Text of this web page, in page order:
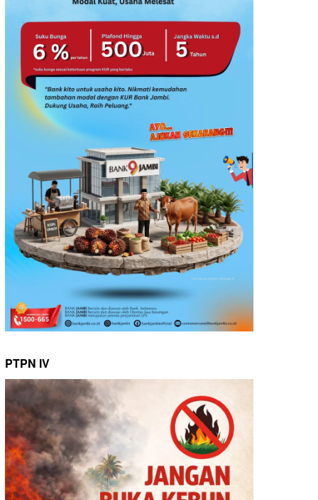
PTPN IV